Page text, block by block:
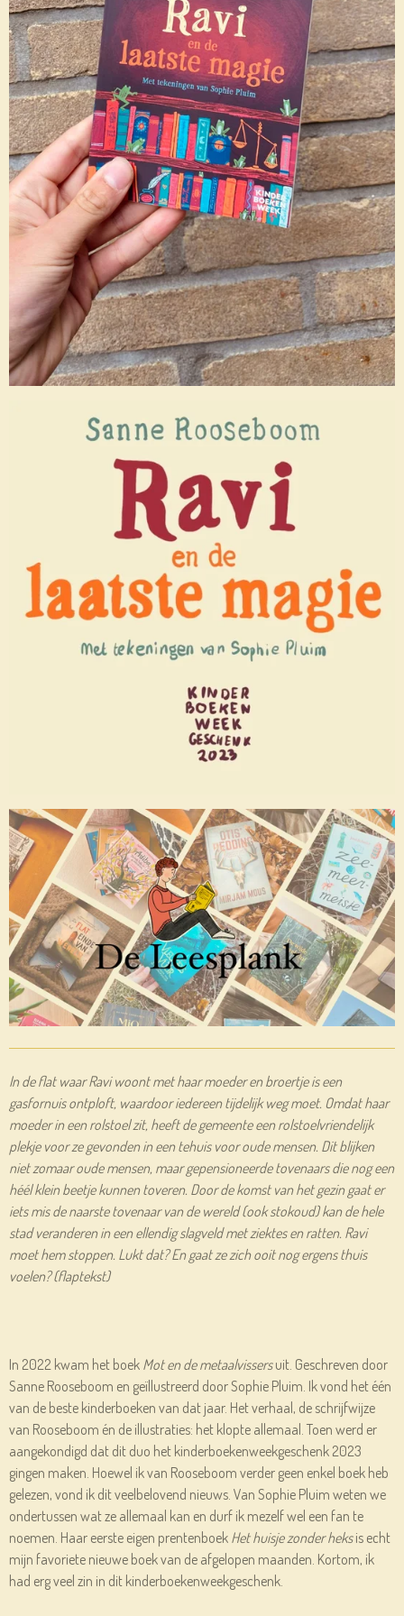
In de flat waar Ravi woont met haar moeder en broertje is een
gasfornuis ontploft, waardoor iedereen tijdelijk weg moet. Omdat haar
moeder in een rolstoel zit, heeft de gemeente een rolstoelvriendelijk
plekje voor ze gevonden in een tehuis voor oude mensen. Dit blijken
niet zomaar oude mensen, maar gepensioneerde tovenaars die nog een
héél klein beetje kunnen toveren. Door de komst van het gezin gaat er
iets mis de naarste tovenaar van de wereld (ook stokoud) kan de hele
stad veranderen in een ellendig slagveld met ziektes en ratten. Ravi
moet hem stoppen. Lukt dat? En gaat ze zich ooit nog ergens thuis
voelen? (flaptekst)
In 2022 kwam het boek Mot en de metaalvissersuit. Geschreven door
Sanne Rooseboom en geïllustreerd door Sophie Pluim. Ik vond het één
van de beste kinderboeken van dat jaar. Het verhaal, de schrijfwijze
van Rooseboom én de illustraties: het klopte allemaal. Toen werd er
aangekondigd dat dit duo het kinderboekenweekgeschenk 2023
gingen maken. Hoewel ik van Rooseboom verder geen enkel boek heb
gelezen, vond ik dit veelbelovend nieuws. Van Sophie Pluim weten we
ondertussen wat ze allemaal kan en durf ik mezelf wel een fan te
noemen. Haar eerste eigen prentenboek Het huisje zonder heksis echt
mijn favoriete nieuwe boek van de afgelopen maanden. Kortom, ik
had erg veel zin in dit kinderboekenweekgeschenk.